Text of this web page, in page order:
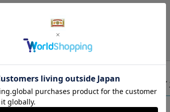
げ袋（有料）はこちら
Lの3つサイズをご用意しております。
Sサ